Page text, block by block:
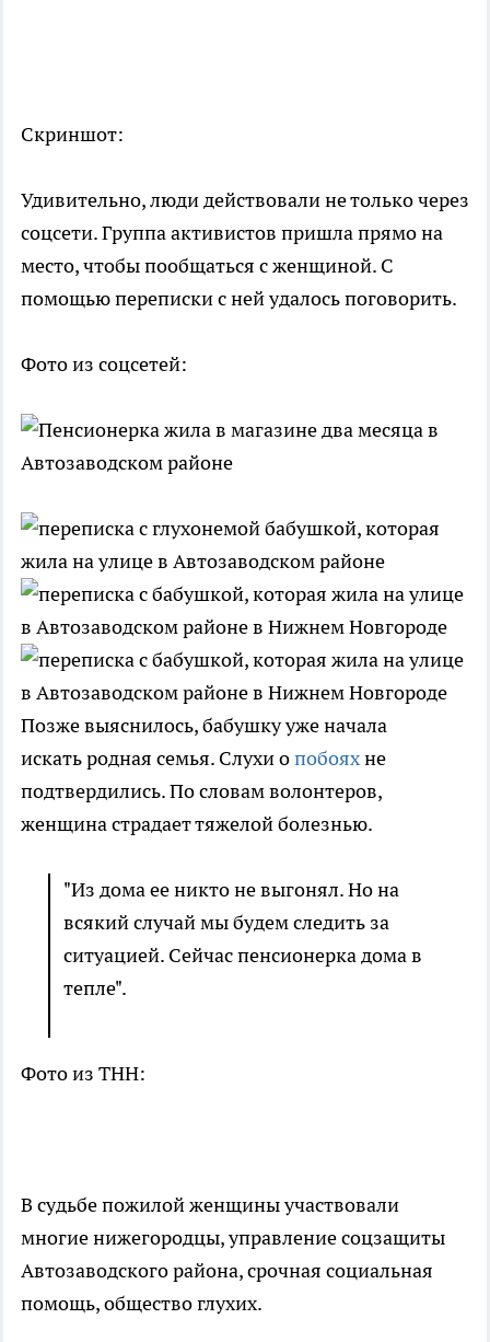
Скриншот:
Удивительно, люди действовали не только через
соцсети. Группа активистов пришла прямо на
место, чтобы пообщаться с женщиной. С
помощью переписки с ней удалось поговорить.
Фото из соцсетей:
Позже выяснилось, бабушку уже начала
искать родная семья. Слухи опобояхне
подтвердились. По словам волонтеров,
женщина страдает тяжелой болезнью.
"Из дома ее никто не выгонял. Но на
всякий случай мы будем следить за
ситуацией. Сейчас пенсионерка дома в
тепле".
Фото из ТНН:
В судьбе пожилой женщины участвовали
многие нижегородцы, управление соцзащиты
Автозаводского района, срочная социальная
помощь, общество глухих.